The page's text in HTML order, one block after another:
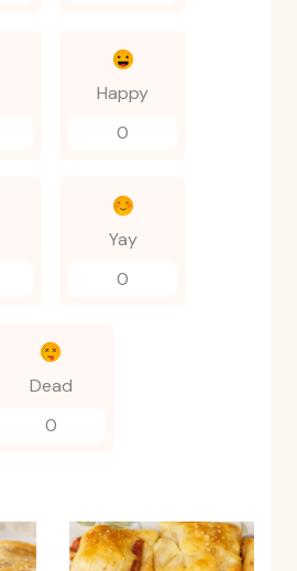
Happy
0
Yay
0
Dead
0